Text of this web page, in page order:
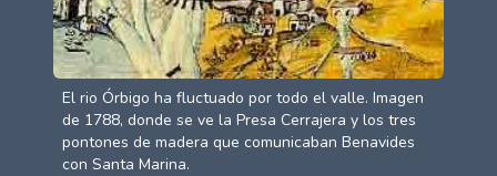
El rio Órbigo ha fluctuado por todo el valle. Imagen
de 1788, donde se ve la Presa Cerrajera y los tres
pontones de madera que comunicaban Benavides
con Santa Marina.